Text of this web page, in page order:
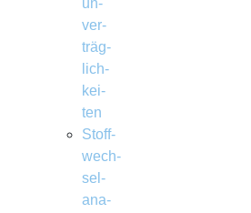
un­
ver­
träg­
lich­
kei­
ten
Stoff­
wech­
sel­
ana­